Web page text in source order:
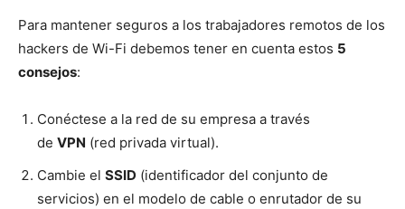
Para mantener seguros a los trabajadores remotos de los
hackers de Wi-Fi debemos tener en cuenta estos 5
consejos:
Conéctese a la red de su empresa a través
de VPN (red privada virtual).
Cambie el SSID (identificador del conjunto de
servicios) en el modelo de cable o enrutador de su